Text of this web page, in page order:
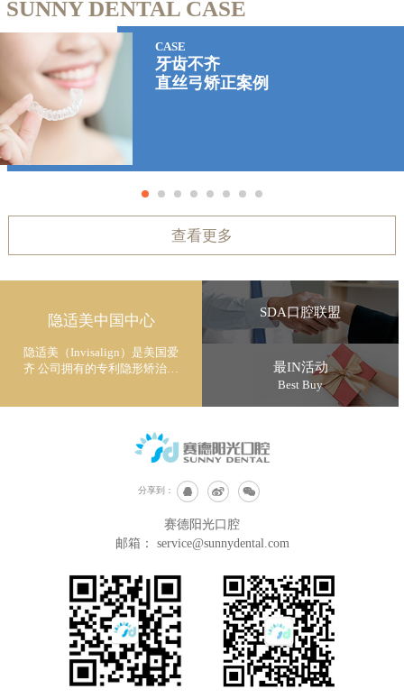
SUNNY DENTAL CASE
CASE
牙齿不齐
直丝弓矫正案例
查看更多
隐适美中国中心
隐适美（Invisalign）是美国爱
齐 公司拥有的专利隐形矫治技
SDA口腔联盟
最IN活动
Best Buy
分享到：
赛德阳光口腔
邮箱： service@sunnydental.com